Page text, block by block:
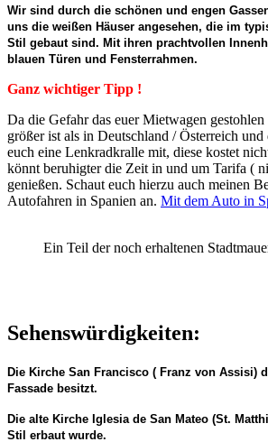
Wir sind durch die schönen und engen
uns die weißen Häuser angesehen, die im
Stil gebaut sind. Mit ihren prachtvollen
blauen Türen und Fensterrahmen.
Ganz wichtiger Tipp !
Da die Gefahr das euer Mietwagen
größer ist als in Deutschland / Österreich
euch eine Lenkradkralle mit, diese kostet
könnt beruhigter die Zeit in und um Tarifa (
genießen. Schaut euch hierzu auch meinen
Autofahren in Spanien an. Mit dem Auto in
Ein Teil der noch erhaltenen
Sehenswürdigkeiten:
Die Kirche San Francisco ( Franz von Assisi)
Fassade besitzt.
Die alte Kirche Iglesia de San Mateo (St.
Stil erbaut wurde.